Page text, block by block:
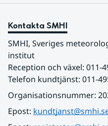
Kontakta SMHI
SMHI, Sveriges
institut
Reception och växel: 011-
Telefon kundtjänst: 011-
Organisationsnummer:
Epost: